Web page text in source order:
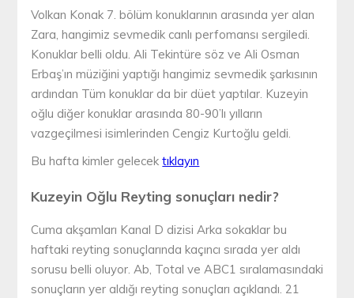
Volkan Konak 7. bölüm konuklarının arasında yer alan
Zara, hangimiz sevmedik canlı perfomansı sergiledi.
Konuklar belli oldu. Ali Tekintüre söz ve Ali Osman
Erbaş’ın müziğini yaptığı hangimiz sevmedik şarkısının
ardından Tüm konuklar da bir düet yaptılar. Kuzeyin
oğlu diğer konuklar arasında 80-90’lı yılların
vazgeçilmesi isimlerinden Cengiz Kurtoğlu geldi.
Bu hafta kimler gelecektıklayın
Kuzeyin Oğlu Reyting sonuçları nedir?
Cuma akşamları Kanal D dizisi Arka sokaklar bu
haftaki reyting sonuçlarında kaçıncı sırada yer aldı
sorusu belli oluyor. Ab, Total ve ABC1 sıralamasındaki
sonuçların yer aldığı reyting sonuçları açıklandı. 21